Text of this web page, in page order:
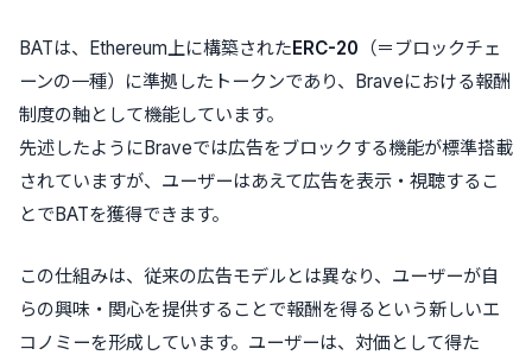
BATは、Ethereum上に構築されたERC-20 （＝ブロックチェ
ーンの一種）に準拠したトークンであり、 Braveにおける報酬
制度の軸として機能しています。
先述したようにBraveでは広告をブロックする機能が標準搭載
されていますが、ユーザーはあえて広告を表示・視聴するこ
とでBATを獲得できます。
この仕組みは、従来の広告モデルとは異なり、ユーザーが自
らの興味・関心を提供することで報酬を得るという新しいエ
コノミーを形成しています。ユーザーは、対価として得た